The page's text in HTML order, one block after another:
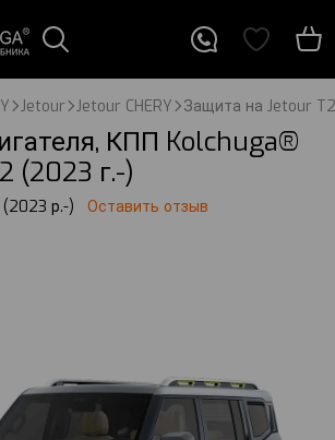
Jetour Jetour CHERY Защита на Jetour
КПП Kolchuga®
(2023 г.-)
р.-) Оставить отзыв